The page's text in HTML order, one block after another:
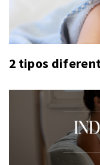
2 tipos